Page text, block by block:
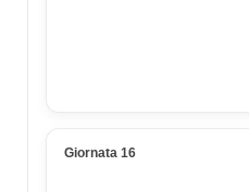
Giornata 16